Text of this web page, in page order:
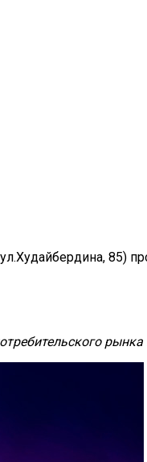
85)